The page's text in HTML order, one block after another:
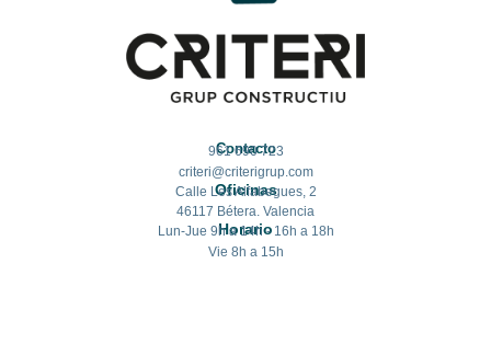
Contacto
961 690 723
criteri@criterigrup.com
Oficinas
Calle Les Alfabegues, 2
46117 Bétera. Valencia
Horario
Lun-Jue 9h a 14h - 16h a 18h
Vie 8h a 15h